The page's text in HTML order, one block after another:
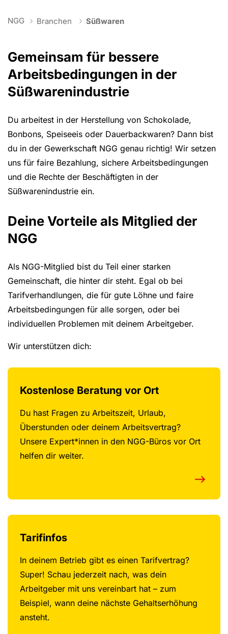
NGG Branchen Süßwaren
Gemeinsam für bessere
Arbeitsbedingungen in der
Süßwarenindustrie
Du arbeitest in der Herstellung von Schokolade,
Bonbons, Speiseeis oder Dauerbackwaren? Dann bist
du in der Gewerkschaft NGG genau richtig! Wir setzen
uns für faire Bezahlung, sichere Arbeitsbedingungen
und die Rechte der Beschäftigten in der
Süßwarenindustrie ein.
Deine Vorteile als Mitglied der
NGG
Als NGG-Mitglied bist du Teil einer starken
Gemeinschaft, die hinter dir steht. Egal ob bei
Tarifverhandlungen, die für gute Löhne und faire
Arbeitsbedingungen für alle sorgen, oder bei
individuellen Problemen mit deinem Arbeitgeber.
Wir unterstützen dich:
Kostenlose Beratung vor Ort
Du hast Fragen zu Arbeitszeit, Urlaub,
Überstunden oder deinem Arbeitsvertrag?
Unsere Expert*innen in den NGG-Büros vor Ort
helfen dir weiter.
Tarifinfos
In deinem Betrieb gibt es einen Tarifvertrag?
Super! Schau jederzeit nach, was dein
Arbeitgeber mit uns vereinbart hat – zum
Beispiel, wann deine nächste Gehaltserhöhung
ansteht.